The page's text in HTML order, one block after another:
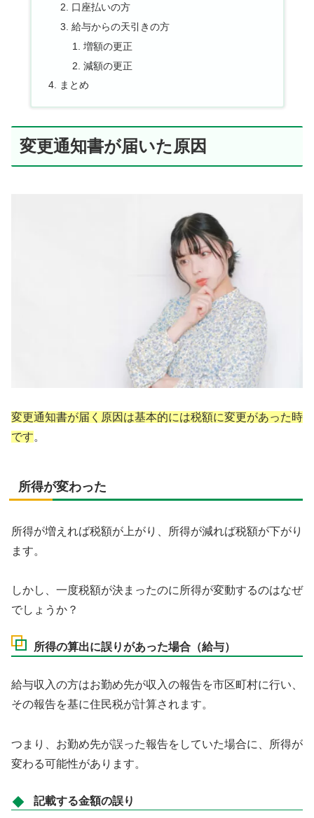
口座払いの方
給与からの天引きの方
増額の更正
減額の更正
まとめ
変更通知書が届いた原因
変更通知書が届く原因は基本的には税額に変更があった時
です。
所得が変わった
所得が増えれば税額が上がり、所得が減れば税額が下がり
ます。
しかし、一度税額が決まったのに所得が変動するのはなぜ
でしょうか？
所得の算出に誤りがあった場合（給与）
給与収入の方はお勤め先が収入の報告を市区町村に行い、
その報告を基に住民税が計算されます。
つまり、お勤め先が誤った報告をしていた場合に、所得が
変わる可能性があります。
記載する金額の誤り